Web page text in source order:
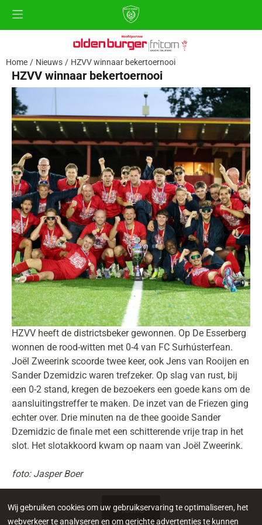
Cookievoorkeuren zijn beschikbaar. Kies instellingen of sta alle
Home / Nieuws / HZVV winnaar bekertoernooi
HZVV winnaar bekertoernooi
HZVV heeft de districtsbeker gewonnen. Op De Esserberg
wonnen de rood-witten met 0-4 van FC Surhústerfean.
Joël Zweerink scoorde twee keer, ook Jens van Rooijen en
Sander Dzemidzic waren trefzeker. Op slag van rust, bij
een 0-2 stand, kregen de bezoekers een goede kans om de
aansluitingstreffer te maken. De inzet van de Friezen ging
echter over. Drie minuten na de thee gooide Sander
Dzemidzic de finale met een schitterende vrije trap in het
slot. Het slotakkoord kwam op naam van Joël Zweerink.
foto: Jasper Boer
Wij gebruiken cookies om uw gebruikservaring te optimaliseren, het
webverkeer te analyseren en om gerichte advertenties te kunnen